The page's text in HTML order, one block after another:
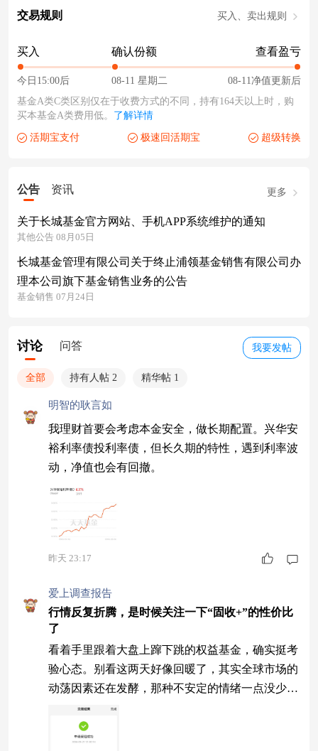
交易规则 买入、卖出规则
买入
今日15:00后
确认份额
08-11 星期二
查看盈亏
08-11净值更新后
基金A类C类区别仅在于收费方式的不同，持有164天以上时，购
买本基金A类费用低。 了解详情
活期宝支付 极速回活期宝 超级转换
公告 资讯 更多
关于长城基金官方网站、手机APP系统维护的通知
其他公告 08月05日
长城基金管理有限公司关于终止浦领基金销售有限公司办
理本公司旗下基金销售业务的公告
基金销售 07月24日
我要发帖
讨论 问答
全部 持有人帖 2 精华帖 1
明智的耿言如
我理财首要会考虑本金安全，做长期配置。兴华安
裕利率债投利率债，但长久期的特性，遇到利率波
动，净值也会有回撤。
昨天 23:17
爱上调查报告
行情反复折腾，是时候关注一下“固收+”的性价比
了
看着手里跟着大盘上蹿下跳的权益基金，确实挺考
验心态。别看这两天好像回暖了，其实全球市场的
动荡因素还在发酵，那种不安定的情绪一点没少。
对于刚从权益市场出来的资金，现在最重要的是找
个地方歇脚，既要能跑赢通胀，又不能太闹心。固
收+产品就是这个思路，用债券打底，用股票增